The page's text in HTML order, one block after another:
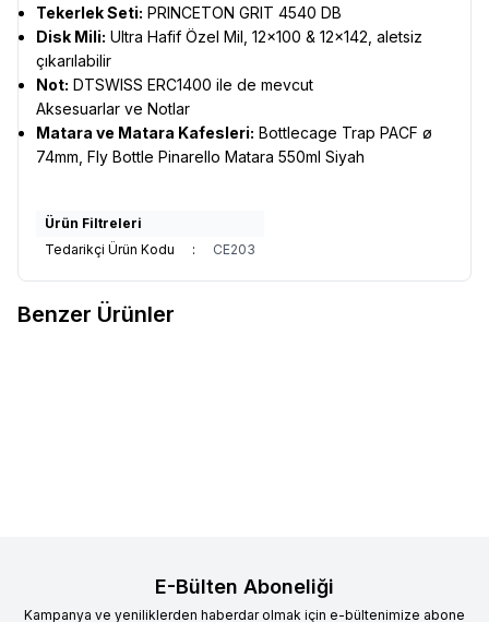
Tekerlek Seti: PRINCETON GRIT 4540 DB
Disk Mili: Ultra Hafif Özel Mil, 12x100 & 12x142, aletsiz
çıkarılabilir
Not: DTSWISS ERC1400 ile de mevcut
Aksesuarlar ve Notlar
Matara ve Matara Kafesleri: Bottlecage Trap PACF ø
74mm, Fly Bottle Pinarello Matara 550ml Siyah
Ürün Filtreleri
Tedarikçi Ürün Kodu
: CE203
Benzer Ürünler
E-Bülten Aboneliği
Kampanya ve yeniliklerden haberdar olmak için e-bültenimize abone